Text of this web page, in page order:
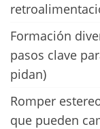
Formación
pasos clave
pidan)
Romper
que pueden